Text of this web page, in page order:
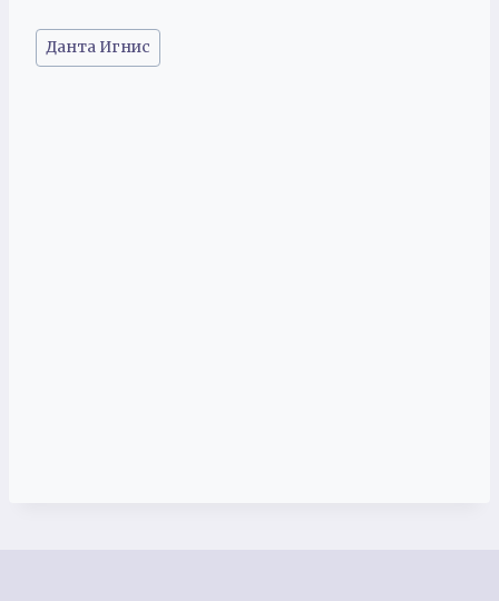
Метки
записи:
Данта Игнис